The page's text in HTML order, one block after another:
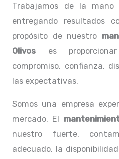
Trabajamos de la mano
entregando resultados
propósito de nuestro
Olivos es
compromiso, confianza,
las expectativas.
Somos una empresa
mercado. El
nuestro fuerte,
adecuado, la